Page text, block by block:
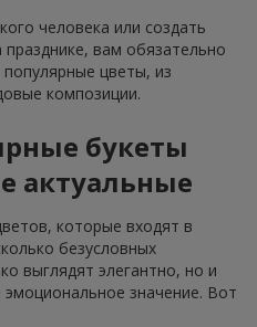
человека или создать
вам обязательно
цветы, из
композиции.
букеты
актуальные
которые входят в
безусловных
выглядят элегантно, но и
значение. Вот